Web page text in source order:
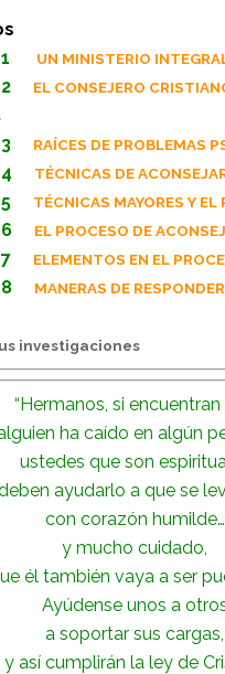
UN MINISTERIO
EL CONSEJERO
RAÍCES DE PROBLEMAS
TÉCNICAS DE
TÉCNICAS MAYORES Y
EL PROCESO DE
ELEMENTOS EN EL
MANERAS DE
investigaciones
“Hermanos, si encuentran
ha caído en algún
ustedes que son
ayudarlo a que se
con corazón humilde…
y mucho cuidado,
él también vaya a ser
Ayúdense unos a
a soportar sus cargas,
y así cumplirán la ley de